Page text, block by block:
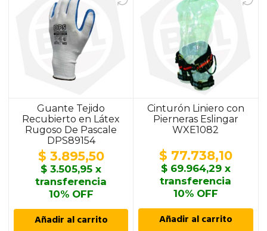
Guante Tejido
Recubierto en Látex
Rugoso De Pascale
DPS89154
$ 3.895,50
$ 3.505,95 x
transferencia
10% OFF
Añadir al carrito
Cinturón Liniero con
Pierneras Eslingar
WXE1082
$ 77.738,10
$69.964,29x
transferencia
10% OFF
Añadir al carrito